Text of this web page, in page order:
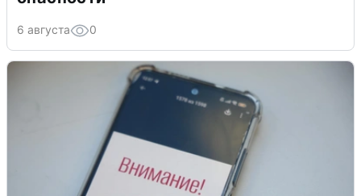
6 августа 0